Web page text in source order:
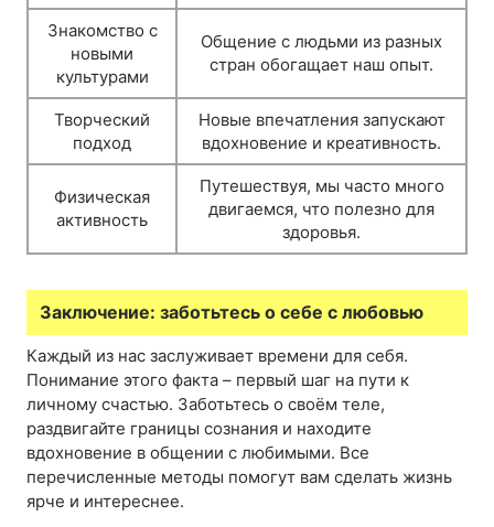
Знакомство с
новыми
культурами
Общение с людьми из разных
стран обогащает наш опыт.
Творческий
подход
Новые впечатления запускают
вдохновение и креативность.
Физическая
активность
Путешествуя, мы часто много
двигаемся, что полезно для
здоровья.
Заключение: заботьтесь о себе с любовью
Каждый из нас заслуживает времени для себя.
Понимание этого факта – первый шаг на пути к
личному счастью. Заботьтесь о своём теле,
раздвигайте границы сознания и находите
вдохновение в общении с любимыми. Все
перечисленные методы помогут вам сделать жизнь
ярче и интереснее.